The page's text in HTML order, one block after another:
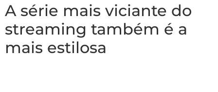
A série mais viciante do
streaming também é a
mais estilosa